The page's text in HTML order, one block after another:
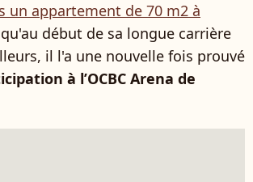
un appartement de 70 m2 à
début de sa longue carrière
il l'a une nouvelle fois prouvé
à l’OCBC Arena de